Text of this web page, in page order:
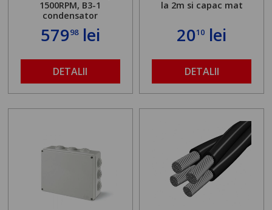
1500RPM, B3-1
condensator
57998lei
DETALII
la 2m si capac mat
2010 lei
DETALII